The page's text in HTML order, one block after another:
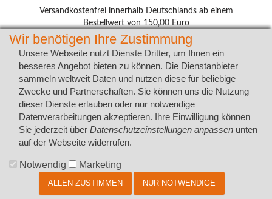
Versandkostenfrei innerhalb Deutschlands ab einem
Bestellwert von 150,00 Euro
Lieferung mit DHL
Wunschadresse
Packstation
Postfiliale
Zahlungsarten
Wir benötigen Ihre Zustimmung
Unsere Webseite nutzt Dienste Dritter, um Ihnen ein
besseres Angebot bieten zu können. Die Dienstanbieter
sammeln weltweit Daten und nutzen diese für beliebige
Zwecke und Partnerschaften. Sie können uns die Nutzung
dieser Dienste erlauben oder nur notwendige
Datenverarbeitungen akzeptieren. Ihre Einwilligung können
Sie jederzeit über Datenschutzeinstellungen anpassen unten
auf der Webseite widerrufen.
Notwendig Marketing
ALLEN ZUSTIMMEN NUR NOTWENDIGE